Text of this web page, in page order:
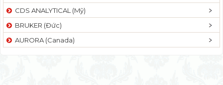
CDS ANALYTICAL (Mỹ)
BRUKER (Đức)
AURORA (Canada)